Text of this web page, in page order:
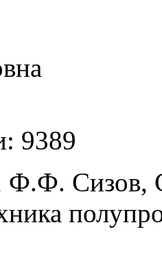
9389
Ф.Ф. Сизов,